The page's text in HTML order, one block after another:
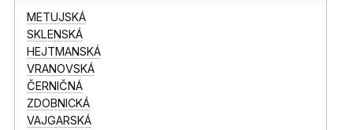
METUJSKÁ
SKLENSKÁ
HEJTMANSKÁ
VRANOVSKÁ
ČERNIČNÁ
ZDOBNICKÁ
VAJGARSKÁ